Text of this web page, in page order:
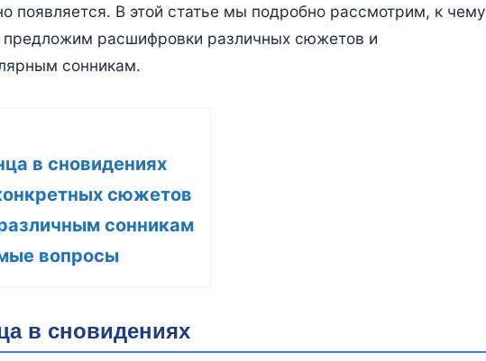
появляется. В этой статье мы подробно рассмотрим, к чему
предложим расшифровки различных сюжетов и
сонникам.
в сновидениях
сюжетов
сонникам
вопросы
в сновидениях